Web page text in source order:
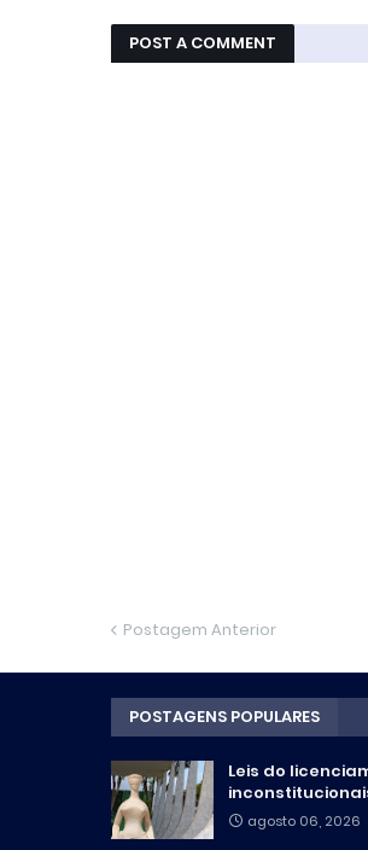
POST A COMMENT
Postagem Anterior
POSTAGENS POPULARES
Leis do
agosto 06, 2026